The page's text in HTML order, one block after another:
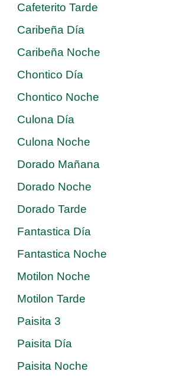
Cafeterito Tarde
Caribeña Día
Caribeña Noche
Chontico Día
Chontico Noche
Culona Día
Culona Noche
Dorado Mañana
Dorado Noche
Dorado Tarde
Fantastica Día
Fantastica Noche
Motilon Noche
Motilon Tarde
Paisita 3
Paisita Día
Paisita Noche